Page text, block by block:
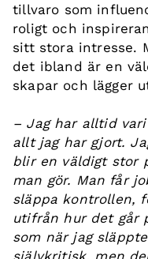
tillvaro som
roligt och
sitt stora intresse.
det ibland är en
skapar och lägger
– Jag har alltid
allt jag har gjort.
blir en väldigt stor
man gör. Man får
släppa kontrollen,
utifrån hur det går
som när jag